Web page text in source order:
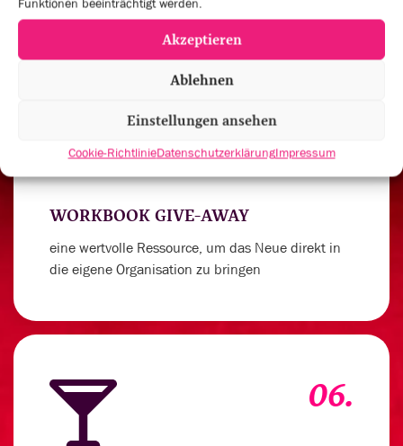
Akzeptieren
Ablehnen
Einstellungen ansehen
Cookie-RichtlinieDatenschutzerklärungImpressum
WORKBOOK GIVE-AWAY
eine wertvolle Ressource, um das Neue direkt in
die eigene Organisation zu bringen
06.